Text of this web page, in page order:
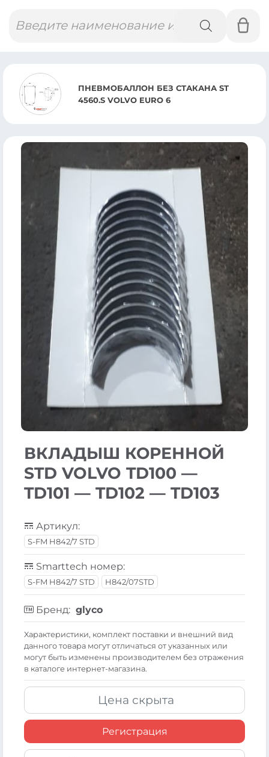
товаров
ПНЕВМОБАЛЛОН БЕЗ СТАКАНА ST
4560.S VOLVO EURO 6
ВКЛАДЫШ КОРЕННОЙ
STD VOLVO TD100 —
TD101 — TD102 — TD103
Артикул:
S-FM H842/7 STD
Smarttech номер:
S-FM H842/7 STD H842/07STD
Бренд: glyco
Xарактеристики, комплект поставки и внешний вид
данного товара могут отличаться от указанных или
могут быть изменены производителем без отражения
в каталоге интернет-магазина.
Цена скрыта
Регистрация